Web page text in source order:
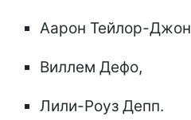
Аарон Тейлор-
Виллем Дефо,
Лили-Роуз Депп.